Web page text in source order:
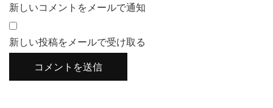
新しいコメントをメールで通知
新しい投稿をメールで受け取る